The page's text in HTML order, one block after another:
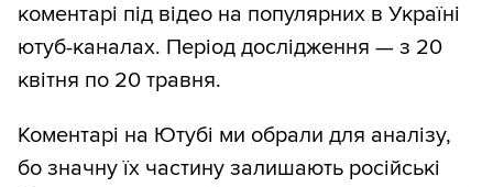
коментарі під відео на популярних в Україні
ютуб-каналах. Період дослідження — з 20
квітня по 20 травня.
Коментарі на Ютубі ми обрали для аналізу,
бо значну їх частину залишають російські